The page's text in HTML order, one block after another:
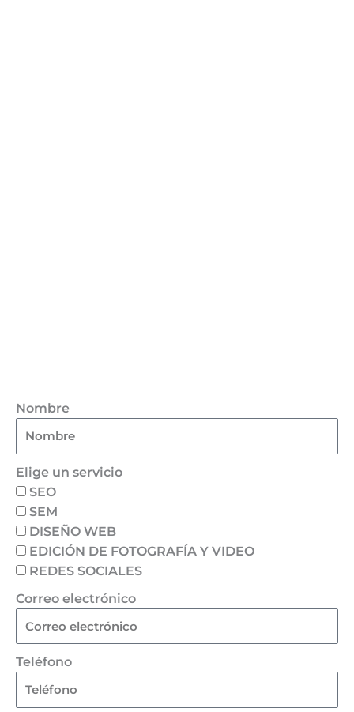
Nombre
Elige un servicio
SEO
SEM
DISEÑO WEB
EDICIÓN DE FOTOGRAFÍA Y VIDEO
REDES SOCIALES
Correo electrónico
Teléfono